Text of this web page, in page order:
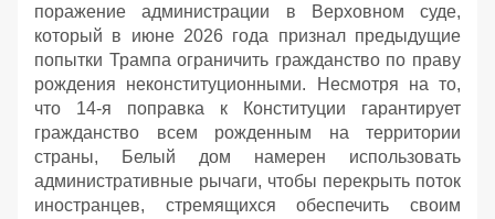
поражение администрации в Верховном суде,
который в июне 2026 года признал предыдущие
попытки Трампа ограничить гражданство по праву
рождения неконституционными. Несмотря на то,
что 14-я поправка к Конституции гарантирует
гражданство всем рожденным на территории
страны, Белый дом намерен использовать
административные рычаги, чтобы перекрыть поток
иностранцев, стремящихся обеспечить своим